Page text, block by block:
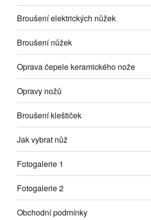
Broušení elektrických nůžek
Broušení nůžek
Oprava čepele keramického nože
Opravy nožů
Broušení kleštiček
Jak vybrat nůž
Fotogalerie 1
Fotogalerie 2
Obchodní podmínky